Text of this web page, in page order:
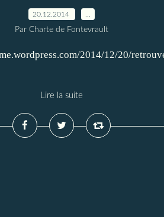
20.12.2014
Par Charte de Fontevrault
2014/12/20/
Lire la suite